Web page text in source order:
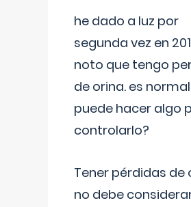
he dado a luz por
segunda vez en
noto que tengo
de orina. es
puede hacer algo
controlarlo?
Tener pérdidas de
no debe